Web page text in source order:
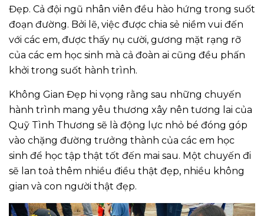
Đẹp. Cả đội ngũ nhân viên đều hào hứng trong suốt
đoạn đường. Bởi lẽ, việc được chia sẻ niềm vui đến
với các em, được thấy nụ cười, gương mặt rạng rỡ
của các em học sinh mà cả đoàn ai cũng đều phấn
khởi trong suốt hành trình.
Không Gian Đẹp hi vọng rằng sau những chuyến
hành trình mang yêu thương xây nên tương lai của
Quỹ Tình Thương sẽ là động lực nhỏ bé đóng góp
vào chặng đường trưởng thành của các em học
sinh để học tập thật tốt đến mai sau. Một chuyến đi
sẽ lan toả thêm nhiều điều thật đẹp, nhiều không
gian và con người thật đẹp.